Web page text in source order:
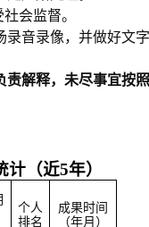
会监督。
录音录像，并做好文
解释，未尽事宜按照
（近5年）
个人
排名
成果时间
（年月）